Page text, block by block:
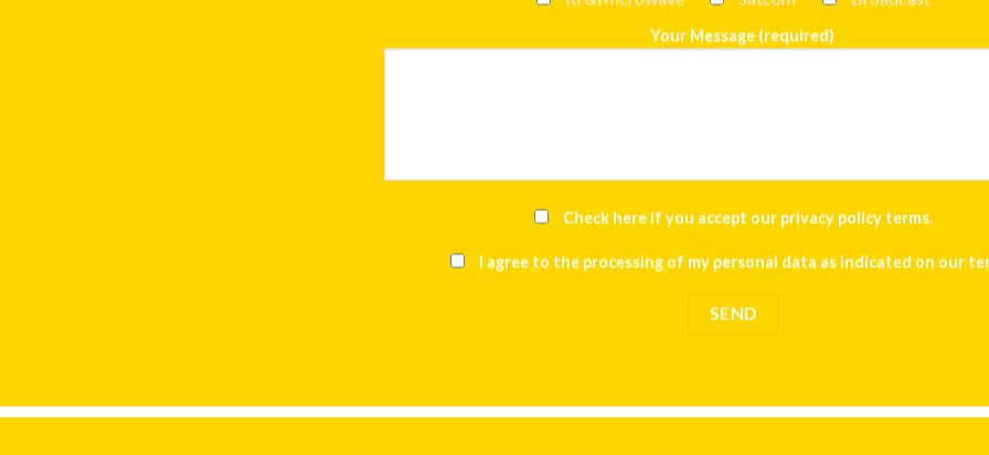
Your Message (required)
Check here if you accept our privacy policy terms.
I agree to the processing of my personal data as indicated on our